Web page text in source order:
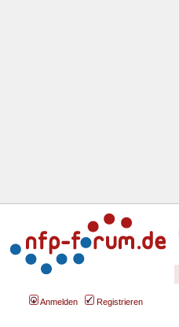
Anmelden Registrieren